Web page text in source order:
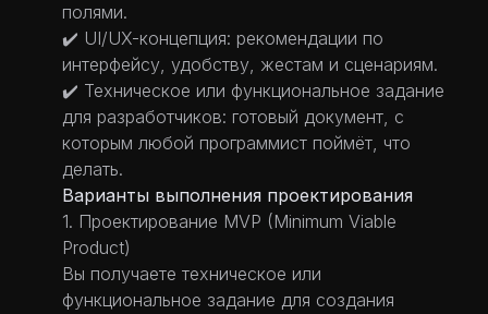
полями.
✔️ UI/UX-концепция: рекомендации по
интерфейсу, удобству, жестам и сценариям.
✔️ Техническое или функциональное задание
для разработчиков: готовый документ, с
которым любой программист поймёт, что
делать.
Варианты выполнения проектирования
1. Проектирование MVP (Minimum Viable
Product)
Вы получаете техническое или
функциональное задание для создания